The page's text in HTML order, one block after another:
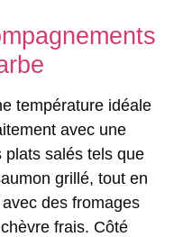
température idéale
avec une
plats salés tels que
grillé, tout en
des fromages
frais. Côté